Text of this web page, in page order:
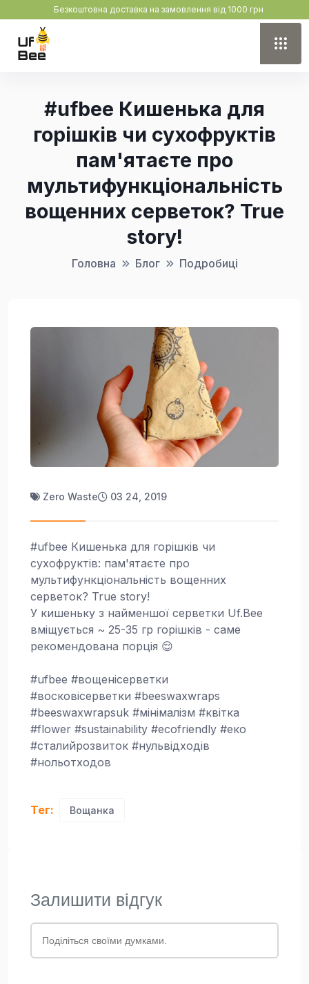
Безкоштовна доставка на замовлення від 1000 грн
#ufbee Кишенька для
горішків чи сухофруктів
пам'ятаєте про
мультифункціональність
вощенних серветок? True
story!
Головна Блог Подробиці
Zero Waste 03 24, 2019
#ufbee Кишенька для горішків чи
сухофруктів: пам'ятаєте про
мультифункціональність вощенних
серветок? True story!
У кишеньку з найменшої серветки Uf.Bee
вміщується ~ 25-35 гр горішків - саме
рекомендована порція 😌
#ufbee #вощенісерветки
#восковісерветки #beeswaxwraps
#beeswaxwrapsuk #мінімалізм #квітка
#flower #sustainability #ecofriendly #еко
#сталийрозвиток #нульвідходів
#нольотходов
Тег: Вощанка